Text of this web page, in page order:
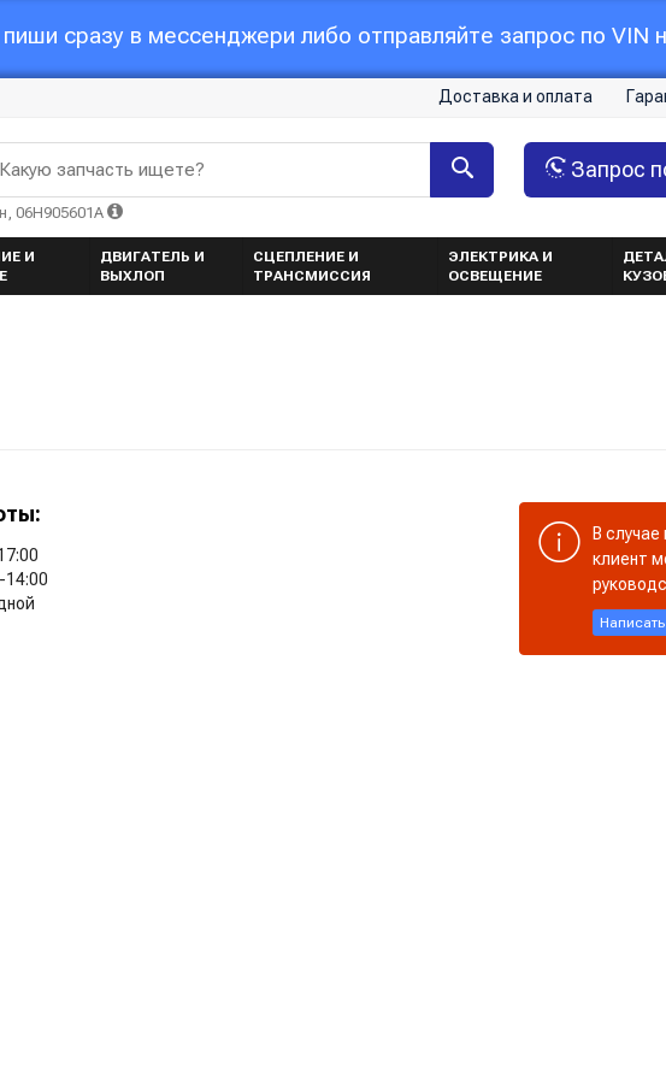
сразу в мессенджери либо отправляйте запрос по VIN
Доставка и оплата
Запрос
Какую запчасть ищете?
06H905601A
И
ДВИГАТЕЛЬ И
ВЫХЛОП
СЦЕПЛЕНИЕ И
ТРАНСМИССИЯ
ЭЛЕКТРИКА И
ОСВЕЩЕНИЕ
14:00
В
клиент